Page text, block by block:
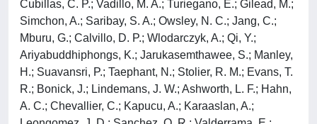
Cubillas, C. P.; Vadillo, M. A.; Turiegano, E.; Gilead, M.;
Simchon, A.; Saribay, S. A.; Owsley, N. C.; Jang, C.;
Mburu, G.; Calvillo, D. P.; Wlodarczyk, A.; Qi, Y.;
Ariyabuddhiphongs, K.; Jarukasemthawee, S.; Manley,
H.; Suavansri, P.; Taephant, N.; Stolier, R. M.; Evans, T.
R.; Bonick, J.; Lindemans, J. W.; Ashworth, L. F.; Hahn,
A. C.; Chevallier, C.; Kapucu, A.; Karaaslan, A.;